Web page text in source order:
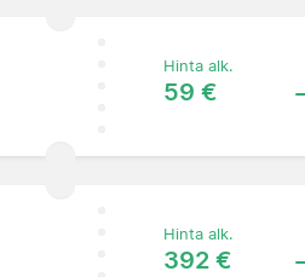
Hinta alk.
59 €
Hinta alk.
392 €